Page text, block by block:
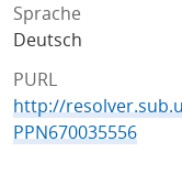
Sprache
Deutsch
PURL
http://
PPN670035556